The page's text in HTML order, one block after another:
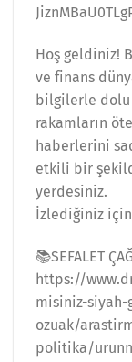
Hoş geldiniz!
ve finans
bilgilerle dolu
rakamların
haberlerini
etkili bir
yerdesiniz.
İzlediğiniz
📚SEFALET
https://
misiniz-
ozuak/
politika/